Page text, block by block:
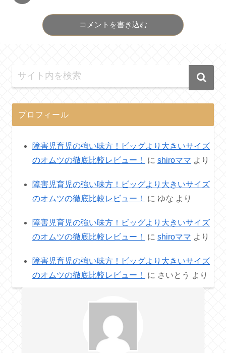
コメントを書き込む
プロフィール
障害児育児の強い味方！ビッグより大きいサイズ
のオムツの徹底比較レビュー！
に shiroママ より
障害児育児の強い味方！ビッグより大きいサイズ
のオムツの徹底比較レビュー！
に ゆな より
障害児育児の強い味方！ビッグより大きいサイズ
のオムツの徹底比較レビュー！
に shiroママ より
障害児育児の強い味方！ビッグより大きいサイズ
のオムツの徹底比較レビュー！
に さいとう より